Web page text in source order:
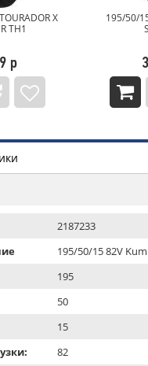
X
TH1
р
195/50/
2187233
195/50/15 82V
195
50
15
82